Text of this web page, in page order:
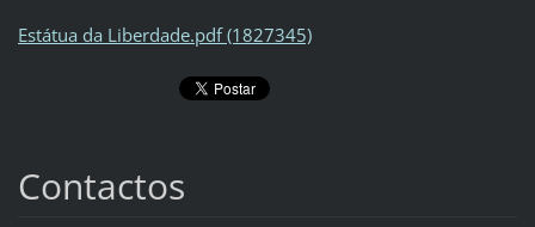
Estátua da Liberdade.pdf (1827345)
Contactos